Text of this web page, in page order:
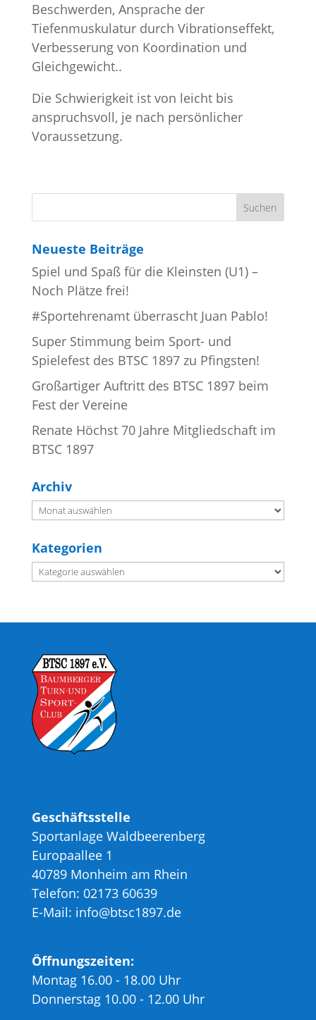
Beschwerden, Ansprache der
Tiefenmuskulatur durch Vibrationseffekt,
Verbesserung von Koordination und
Gleichgewicht..
Die Schwierigkeit ist von leicht bis
anspruchsvoll, je nach persönlicher
Voraussetzung.
Neueste Beiträge
Spiel und Spaß für die Kleinsten (U1) –
Noch Plätze frei!
#Sportehrenamt überrascht Juan Pablo!
Super Stimmung beim Sport- und
Spielefest des BTSC 1897 zu Pfingsten!
Großartiger Auftritt des BTSC 1897 beim
Fest der Vereine
Renate Höchst 70 Jahre Mitgliedschaft im
BTSC 1897
Archiv
Archiv
Kategorien
Kategorien
Geschäftsstelle
Sportanlage Waldbeerenberg
Europaallee 1
40789 Monheim am Rhein
Telefon: 02173 60639
E-Mail: info@btsc1897.de
Öffnungszeiten:
Montag 16.00 - 18.00 Uhr
Donnerstag 10.00 - 12.00 Uhr